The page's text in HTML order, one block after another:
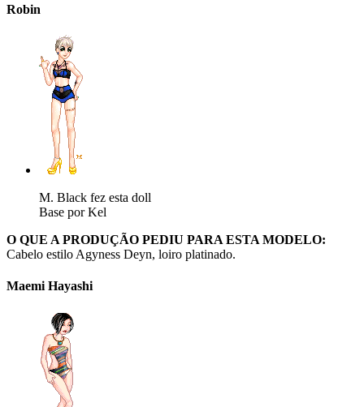
Robin
M. Black fez esta doll
Base por Kel
O QUE A PRODUÇÃO PEDIU PARA ESTA MODELO:
Cabelo estilo Agyness Deyn, loiro platinado.
Maemi Hayashi